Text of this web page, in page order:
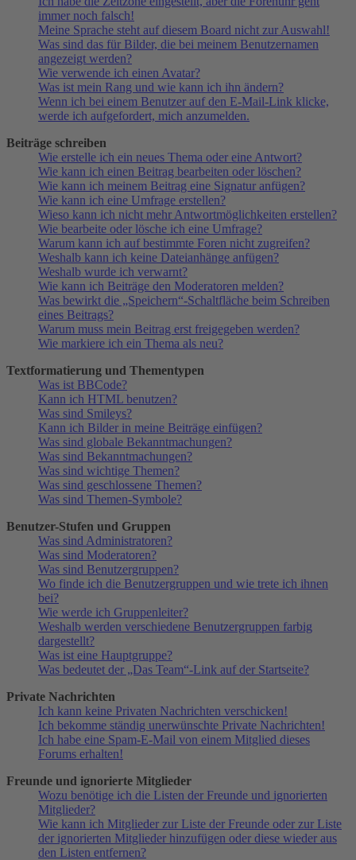
immer noch falsch!
Meine Sprache steht auf diesem Board nicht zur Auswahl!
Was sind das für Bilder, die bei meinem Benutzernamen
angezeigt werden?
Wie verwende ich einen Avatar?
Was ist mein Rang und wie kann ich ihn ändern?
Wenn ich bei einem Benutzer auf den E-Mail-Link klicke,
werde ich aufgefordert, mich anzumelden.
Beiträge schreiben
Wie erstelle ich ein neues Thema oder eine Antwort?
Wie kann ich einen Beitrag bearbeiten oder löschen?
Wie kann ich meinem Beitrag eine Signatur anfügen?
Wie kann ich eine Umfrage erstellen?
Wieso kann ich nicht mehr Antwortmöglichkeiten erstellen?
Wie bearbeite oder lösche ich eine Umfrage?
Warum kann ich auf bestimmte Foren nicht zugreifen?
Weshalb kann ich keine Dateianhänge anfügen?
Weshalb wurde ich verwarnt?
Wie kann ich Beiträge den Moderatoren melden?
Was bewirkt die „Speichern“-Schaltfläche beim Schreiben
eines Beitrags?
Warum muss mein Beitrag erst freigegeben werden?
Wie markiere ich ein Thema als neu?
Textformatierung und Thementypen
Was ist BBCode?
Kann ich HTML benutzen?
Was sind Smileys?
Kann ich Bilder in meine Beiträge einfügen?
Was sind globale Bekanntmachungen?
Was sind Bekanntmachungen?
Was sind wichtige Themen?
Was sind geschlossene Themen?
Was sind Themen-Symbole?
Benutzer-Stufen und Gruppen
Was sind Administratoren?
Was sind Moderatoren?
Was sind Benutzergruppen?
Wo finde ich die Benutzergruppen und wie trete ich ihnen
bei?
Wie werde ich Gruppenleiter?
Weshalb werden verschiedene Benutzergruppen farbig
dargestellt?
Was ist eine Hauptgruppe?
Was bedeutet der „Das Team“-Link auf der Startseite?
Private Nachrichten
Ich kann keine Privaten Nachrichten verschicken!
Ich bekomme ständig unerwünschte Private Nachrichten!
Ich habe eine Spam-E-Mail von einem Mitglied dieses
Forums erhalten!
Freunde und ignorierte Mitglieder
Wozu benötige ich die Listen der Freunde und ignorierten
Mitglieder?
Wie kann ich Mitglieder zur Liste der Freunde oder zur Liste
der ignorierten Mitglieder hinzufügen oder diese wieder aus
den Listen entfernen?